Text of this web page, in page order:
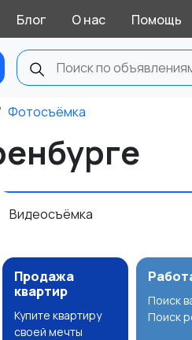
Блог О нас Помощь
Фотосъёмка
Видеосъёмка
Продажа
квартир
Купите квартиру
своей мечты
Поиск
Поиск